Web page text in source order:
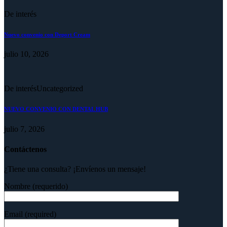
De interés
Nuevo convenio con Deport Cream
julio 10, 2026
De interésUncategorized
NUEVO CONVENIO CON DENTAL HUB
julio 7, 2026
Contáctenos
¿Tiene una consulta? ¡Envíenos un mensaje!
Nombre (requerido)
Email (required)